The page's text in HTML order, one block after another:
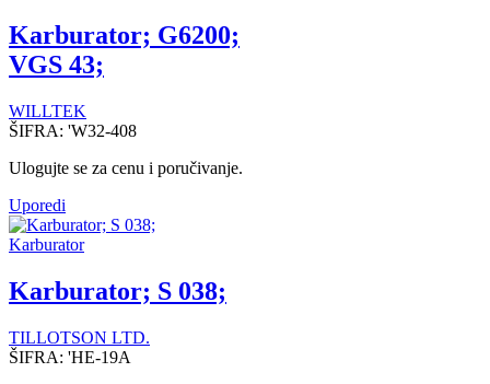
Karburator; G6200;
VGS 43;
WILLTEK
ŠIFRA: 'W32-408
Ulogujte se za cenu i poručivanje.
Uporedi
Karburator
Karburator; S 038;
TILLOTSON LTD.
ŠIFRA: 'HE-19A